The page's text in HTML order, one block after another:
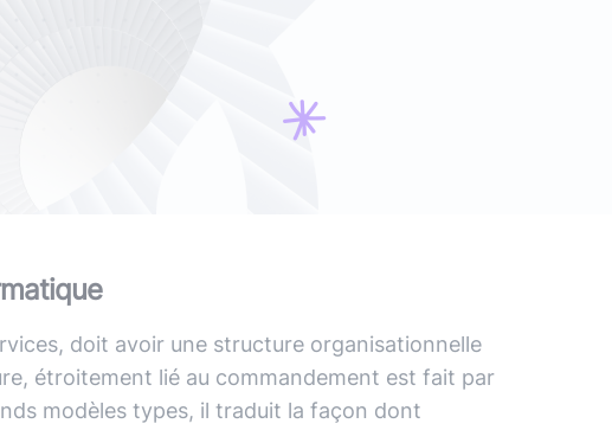
Optimisation et performances
doit avoir une structure organisationnelle
étroitement lié au commandement est fait par
modèles types, il traduit la façon dont